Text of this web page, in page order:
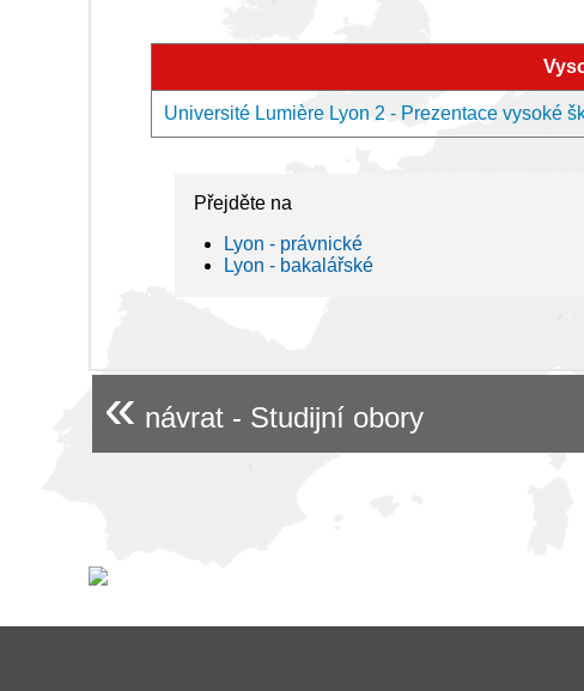
Université Lumière Lyon 2 - Prezentace vysoké
Přejděte na
Lyon - právnické
Lyon - bakalářské
« návrat - Studijní obory